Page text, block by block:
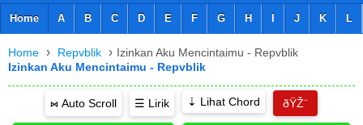
Home A B C D E F G H I J K L
Home › Repvblik › Izinkan Aku Mencintaimu - Repvblik
Izinkan Aku Mencintaimu - Repvblik
⋈ Auto Scroll ☰ Lirik ⇣ Lihat Chord ðŸŽ¨